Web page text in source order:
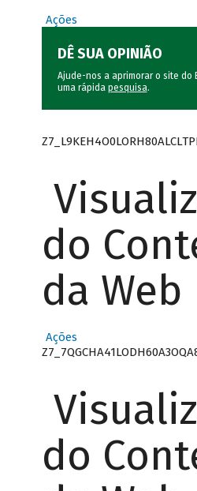
Ações
DÊ SUA OPINIÃO
Ajude-nos a aprimorar o site do
uma rápida pesquisa.
do
da Web
Ações
do